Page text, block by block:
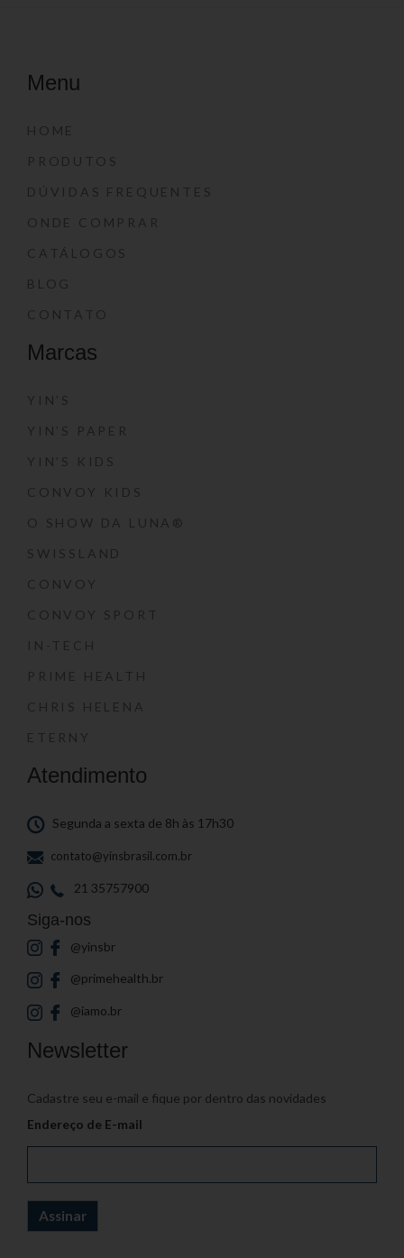
Menu
HOME
PRODUTOS
DÚVIDAS FREQUENTES
ONDE COMPRAR
CATÁLOGOS
BLOG
CONTATO
Marcas
YIN’S
YIN’S PAPER
YIN’S KIDS
CONVOY KIDS
O SHOW DA LUNA®
SWISSLAND
CONVOY
CONVOY SPORT
IN-TECH
PRIME HEALTH
CHRIS HELENA
ETERNY
Atendimento
Segunda a sexta de 8h às 17h30
contato@yinsbrasil.com.br
21 35757900
Siga-nos
@yinsbr
@primehealth.br
@iamo.br
Newsletter
Cadastre seu e-mail e fique por dentro das novidades
Endereço de E-mail